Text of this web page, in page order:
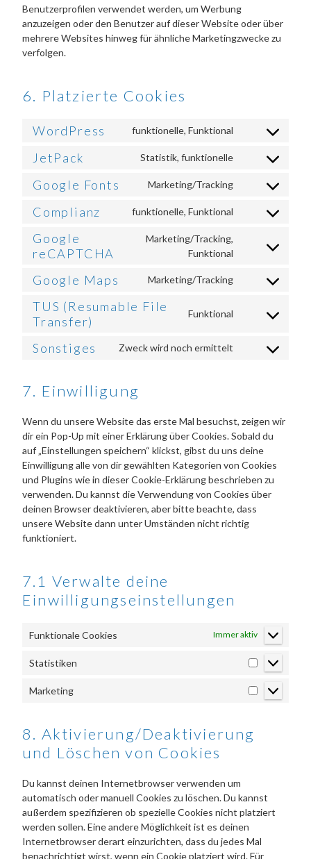
Benutzerprofilen verwendet werden, um Werbung
anzuzeigen oder den Benutzer auf dieser Website oder über
mehrere Websites hinweg für ähnliche Marketingzwecke zu
verfolgen.
6. Platzierte Cookies
WordPress funktionelle, Funktional
Consent
service
wordpress
JetPack Statistik, funktionelle
Consent
service
jetpack
Google Fonts Marketing/Tracking
Consent
service
Complianz funktionelle, Funktional
Consent
service
Google
reCAPTCHA
Marketing/Tracking,
Funktional
Consent
service
recaptcha
Google Maps Marketing/Tracking
Consent
service
TUS (Resumable File
Transfer)
Funktional
Consent
service
Sonstiges Zweck wird noch ermittelt
Consent
7. Einwilligung
Wenn du unsere Website das erste Mal besuchst, zeigen wir
dir ein Pop-Up mit einer Erklärung über Cookies. Sobald du
auf „Einstellungen speichern“ klickst, gibst du uns deine
Einwilligung alle von dir gewählten Kategorien von Cookies
und Plugins wie in dieser Cookie-Erklärung beschrieben zu
verwenden. Du kannst die Verwendung von Cookies über
deinen Browser deaktivieren, aber bitte beachte, dass
unsere Website dann unter Umständen nicht richtig
funktioniert.
7.1 Verwalte deine
Einwilligungseinstellungen
Funktionale Cookies Immer aktiv
Statistiken
Statistiken
Marketing
Marketing
8. Aktivierung/Deaktivierung
und Löschen von Cookies
Du kannst deinen Internetbrowser verwenden um
automatisch oder manuell Cookies zu löschen. Du kannst
außerdem spezifizieren ob spezielle Cookies nicht platziert
werden sollen. Eine andere Möglichkeit ist es deinen
Internetbrowser derart einzurichten, dass du jedes Mal
benachrichtigt wirst, wenn ein Cookie platziert wird. Für